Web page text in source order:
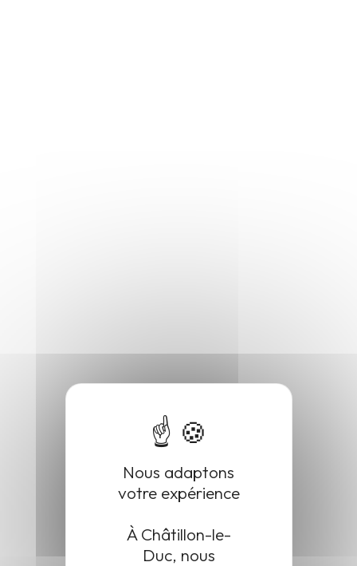
Nous adaptons
votre expérience
À Châtillon-le-
Duc, nous